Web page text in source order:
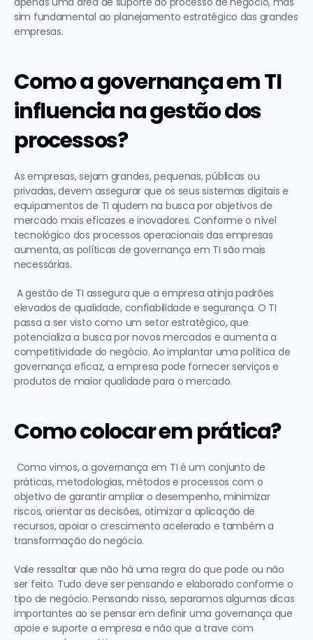
sim fundamental ao planejamento estratégico das grandes
empresas.
Como a governança em TI
influencia na gestão dos
processos?
As empresas, sejam grandes, pequenas, públicas ou
privadas, devem assegurar que os seus sistemas digitais e
equipamentos de TI ajudem na busca por objetivos de
mercado mais eficazes e inovadores. Conforme o nível
tecnológico dos processos operacionais das empresas
aumenta, as políticas de governança em TI são mais
necessárias.
elevados de qualidade, confiabilidade e segurança. O TI
passa a ser visto como um setor estratégico, que
potencializa a busca por novos mercados e aumenta a
competitividade do negócio. Ao implantar uma política de
governança eficaz, a empresa pode fornecer serviços e
produtos de maior qualidade para o mercado.
Como colocar em prática?
práticas, metodologias, métodos e processos com o
objetivo de garantir ampliar o desempenho, minimizar
riscos, orientar as decisões, otimizar a aplicação de
recursos, apoiar o crescimento acelerado e também a
transformação do negócio.
Vale ressaltar que não há uma regra do que pode ou não
ser feito. Tudo deve ser pensando e elaborado conforme o
tipo de negócio. Pensando nisso, separamos algumas dicas
importantes ao se pensar em definir uma governança que
apoie e suporte a empresa e não que a trave com